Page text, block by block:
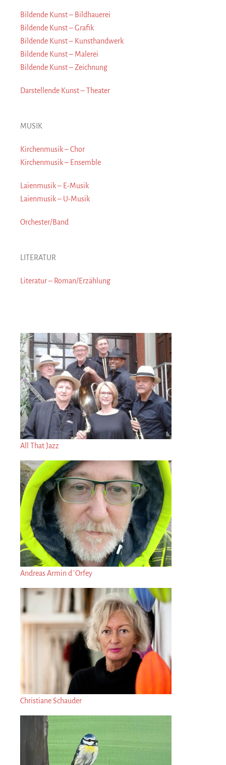
Bildende Kunst – Bildhauerei
Bildende Kunst – Grafik
Bildende Kunst – Kunsthandwerk
Bildende Kunst – Malerei
Bildende Kunst – Zeichnung
Darstellende Kunst – Theater
MUSIK
Kirchenmusik – Chor
Kirchenmusik – Ensemble
Laienmusik – E-Musik
Laienmusik – U-Musik
Orchester/Band
LITERATUR
Literatur – Roman/Erzählung
All That Jazz
Andreas Armin d´Orfey
Christiane Schauder